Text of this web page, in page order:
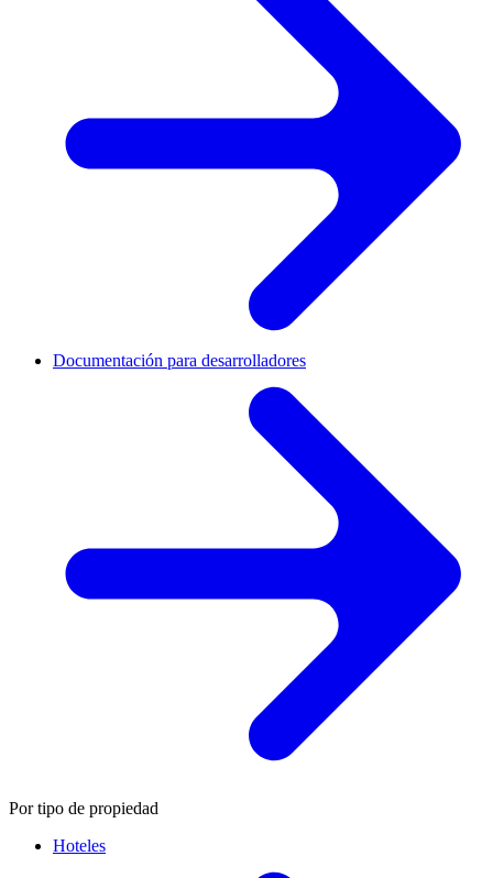
Documentación para desarrolladores
Por tipo de propiedad
Hoteles